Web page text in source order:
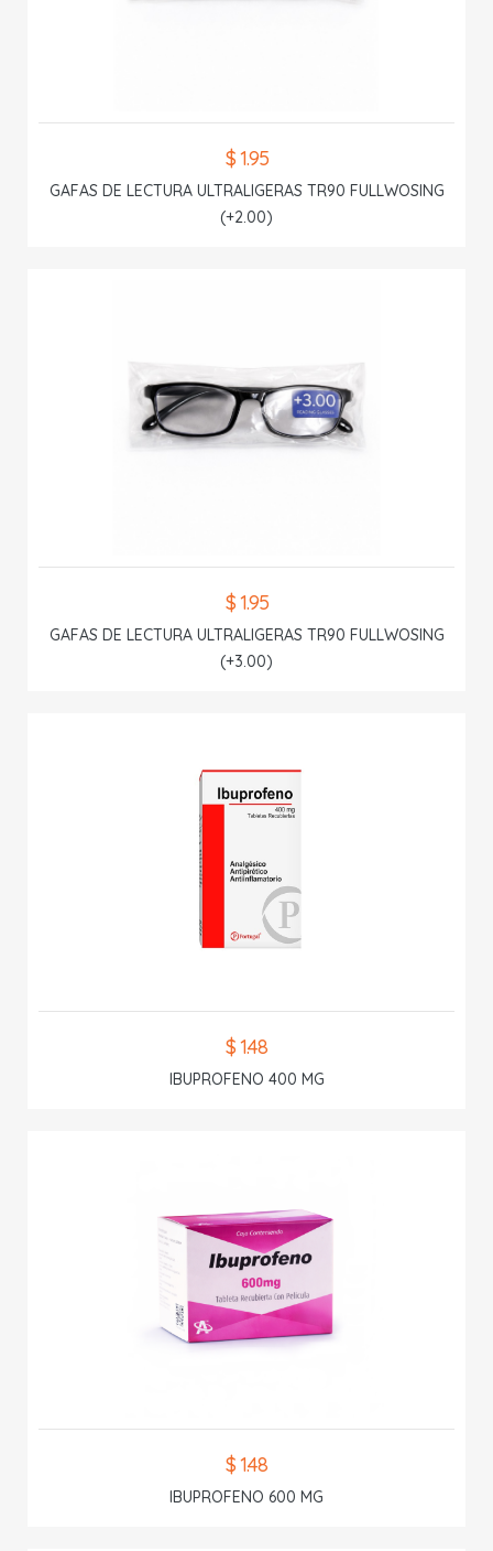
$ 1.95
GAFAS DE LECTURA ULTRALIGERAS TR90 FULLWOSING
(+2.00)
$ 1.95
GAFAS DE LECTURA ULTRALIGERAS TR90 FULLWOSING
(+3.00)
$ 1.48
IBUPROFENO 400 MG
$ 1.48
IBUPROFENO 600 MG